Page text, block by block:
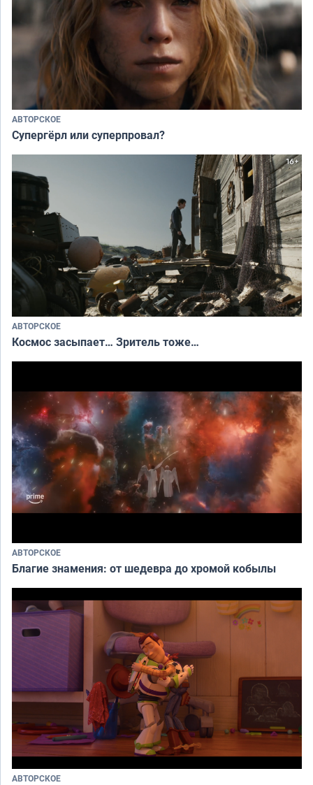
АВТОРСКОЕ
Супергёрл или суперпровал?
АВТОРСКОЕ
Космос засыпает… Зритель тоже…
АВТОРСКОЕ
Благие знамения: от шедевра до хромой кобылы
АВТОРСКОЕ